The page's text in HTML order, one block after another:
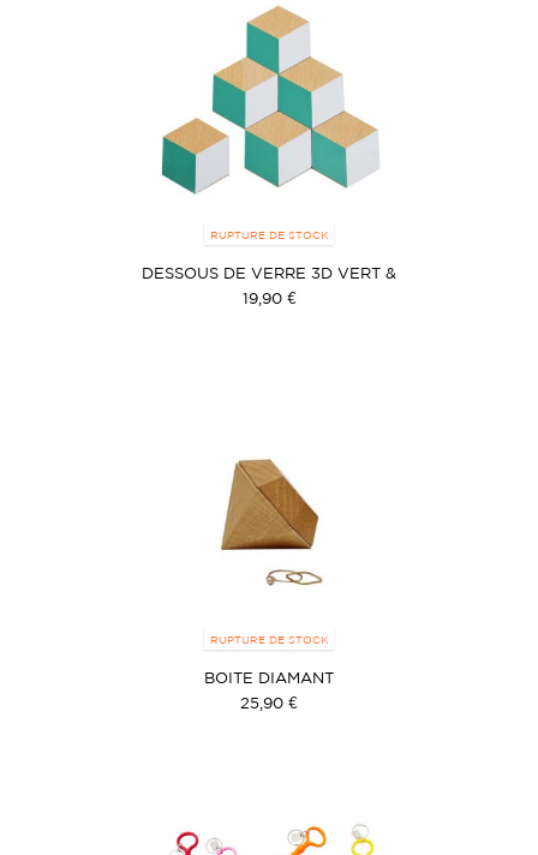
RUPTURE DE STOCK
DESSOUS DE VERRE 3D VERT &
BLANC
19,90 €
RUPTURE DE STOCK
BOITE DIAMANT
25,90 €